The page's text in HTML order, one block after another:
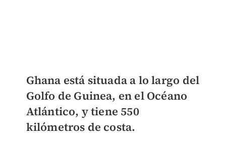
Ghana está situada a lo largo del
Golfo de Guinea, en el Océano
Atlántico, y tiene 550
kilómetros de costa.